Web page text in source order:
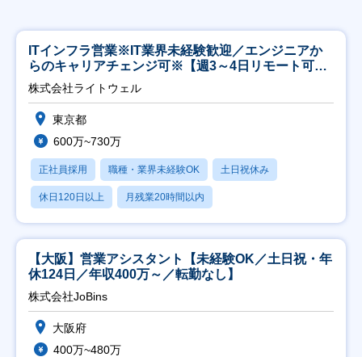
ITインフラ営業※IT業界未経験歓迎／エンジニアか
らのキャリアチェンジ可※【週3～4日リモート可
能】
株式会社ライトウェル
東京都
600万~730万
正社員採用 職種・業界未経験OK 土日祝休み
休日120日以上 月残業20時間以内
【大阪】営業アシスタント【未経験OK／土日祝・年
休124日／年収400万～／転勤なし】
株式会社JoBins
大阪府
400万~480万